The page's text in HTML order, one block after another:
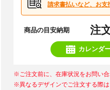
請求書払いなど、お支
商品の目安納期 注
カレンダ
※ご注文前に、在庫状況をお問い合
※異なるデザインでご注文する際